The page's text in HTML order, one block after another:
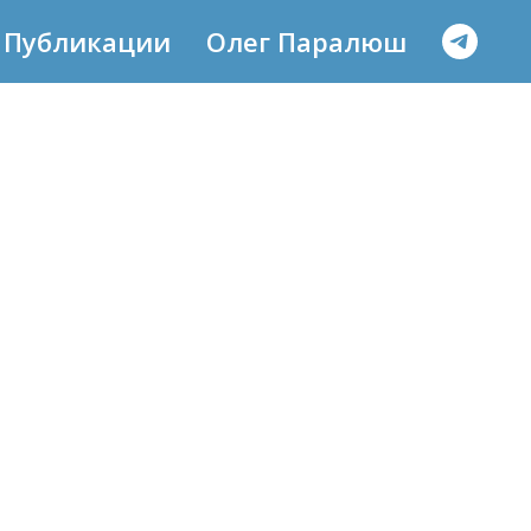
Публикации Олег Паралюш